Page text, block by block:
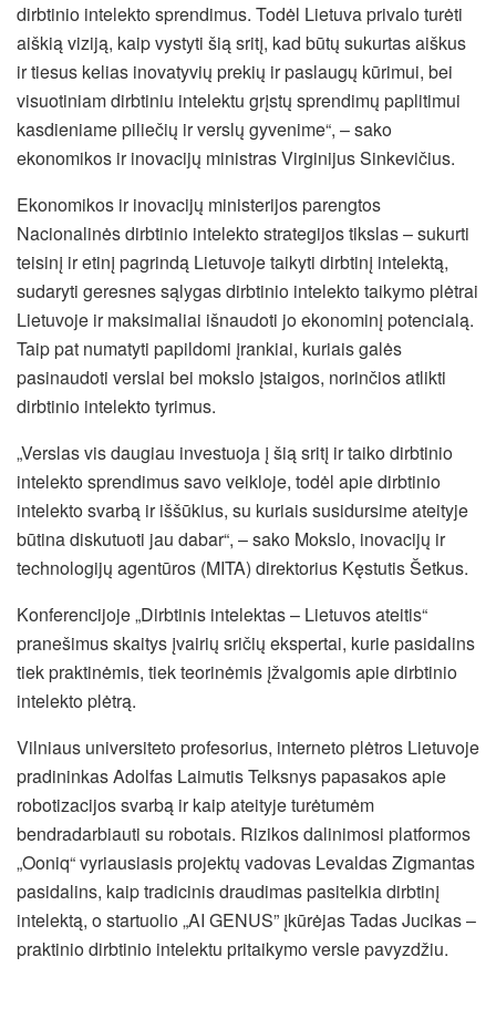
dirbtinio intelekto sprendimus. Todėl Lietuva privalo turėti
aiškią viziją, kaip vystyti šią sritį, kad būtų sukurtas aiškus
ir tiesus kelias inovatyvių prekių ir paslaugų kūrimui, bei
visuotiniam dirbtiniu intelektu grįstų sprendimų paplitimui
kasdieniame piliečių ir verslų gyvenime“, – sako
ekonomikos ir inovacijų ministras Virginijus Sinkevičius.
Ekonomikos ir inovacijų ministerijos parengtos
Nacionalinės dirbtinio intelekto strategijos tikslas – sukurti
teisinį ir etinį pagrindą Lietuvoje taikyti dirbtinį intelektą,
sudaryti geresnes sąlygas dirbtinio intelekto taikymo plėtrai
Lietuvoje ir maksimaliai išnaudoti jo ekonominį potencialą.
Taip pat numatyti papildomi įrankiai, kuriais galės
pasinaudoti verslai bei mokslo įstaigos, norinčios atlikti
dirbtinio intelekto tyrimus.
„Verslas vis daugiau investuoja į šią sritį ir taiko dirbtinio
intelekto sprendimus savo veikloje, todėl apie dirbtinio
intelekto svarbą ir iššūkius, su kuriais susidursime ateityje
būtina diskutuoti jau dabar“, – sako Mokslo, inovacijų ir
technologijų agentūros (MITA) direktorius Kęstutis Šetkus.
Konferencijoje „Dirbtinis intelektas – Lietuvos ateitis“
pranešimus skaitys įvairių sričių ekspertai, kurie pasidalins
tiek praktinėmis, tiek teorinėmis įžvalgomis apie dirbtinio
intelekto plėtrą.
Vilniaus universiteto profesorius, interneto plėtros Lietuvoje
pradininkas Adolfas Laimutis Telksnys papasakos apie
robotizacijos svarbą ir kaip ateityje turėtumėm
bendradarbiauti su robotais. Rizikos dalinimosi platformos
„Ooniq“ vyriausiasis projektų vadovas Levaldas Zigmantas
pasidalins, kaip tradicinis draudimas pasitelkia dirbtinį
intelektą, o startuolio „AI GENUS” įkūrėjas Tadas Jucikas –
praktinio dirbtinio intelektu pritaikymo versle pavyzdžiu.